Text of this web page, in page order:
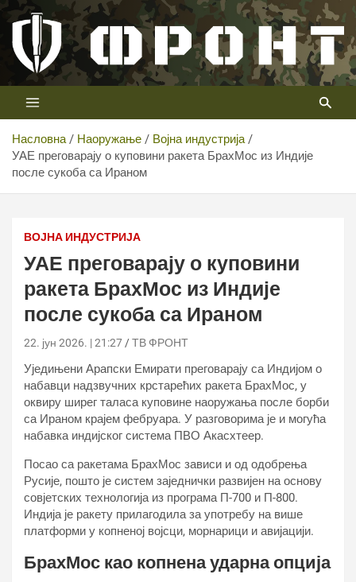
Скип
цонтент
Телевизија ФРОНТ
Први војни канал у Србији
Насловна Наоружање
Војна индустрија
УАЕ преговарају о куповини ракета БрахМос из Индије
после сукоба са Ираном
ВОЈНА ИНДУСТРИЈА
УАЕ преговарају о куповини
ракета БрахМос из Индије
после сукоба са Ираном
22. јун 2026. | 21:27 ТВ ФРОНТ
Уједињени Арапски Емирати преговарају са Индијом о
набавци надзвучних крстарећих ракета БрахМос, у
оквиру ширег таласа куповине наоружања после борби
са Ираном крајем фебруара. У разговорима је и могућа
набавка индијског система ПВО Акасхтеер.
Посао са ракетама БрахМос зависи и од одобрења
Русије, пошто је систем заједнички развијен на основу
совјетских технологија из програма П-700 и П-800.
Индија је ракету прилагодила за употребу на више
платформи у копненој војсци, морнарици и авијацији.
БрахМос као копнена ударна опција